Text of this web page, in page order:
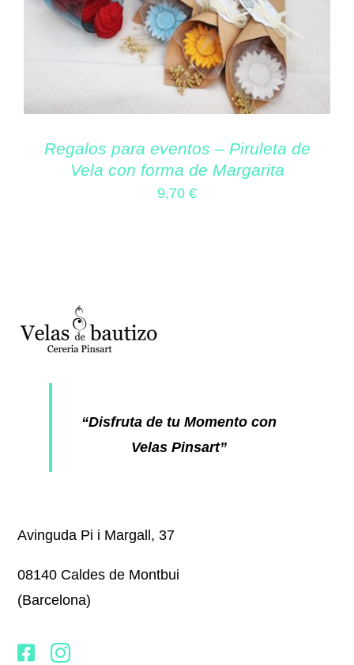
Regalos para eventos – Piruleta de
Vela con forma de Margarita
9,70 €
“Disfruta de tu Momento con
Velas Pinsart”
Avinguda Pi i Margall, 37
08140 Caldes de Montbui
(Barcelona)